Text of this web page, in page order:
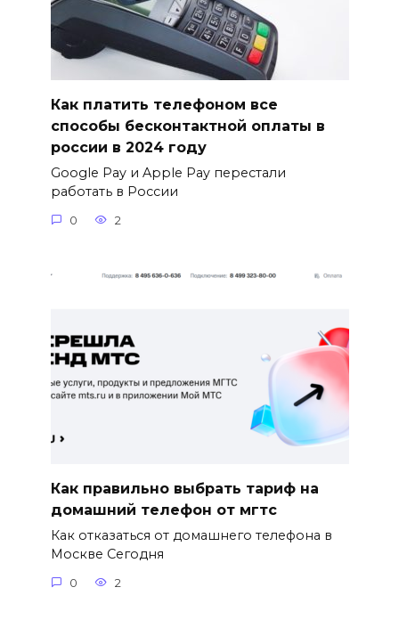
Как платить телефоном все
способы бесконтактной оплаты в
россии в 2024 году
Google Pay и Apple Pay перестали
работать в России
0 2
Как правильно выбрать тариф на
домашний телефон от мгтс
Как отказаться от домашнего телефона в
Москве Сегодня
0 2